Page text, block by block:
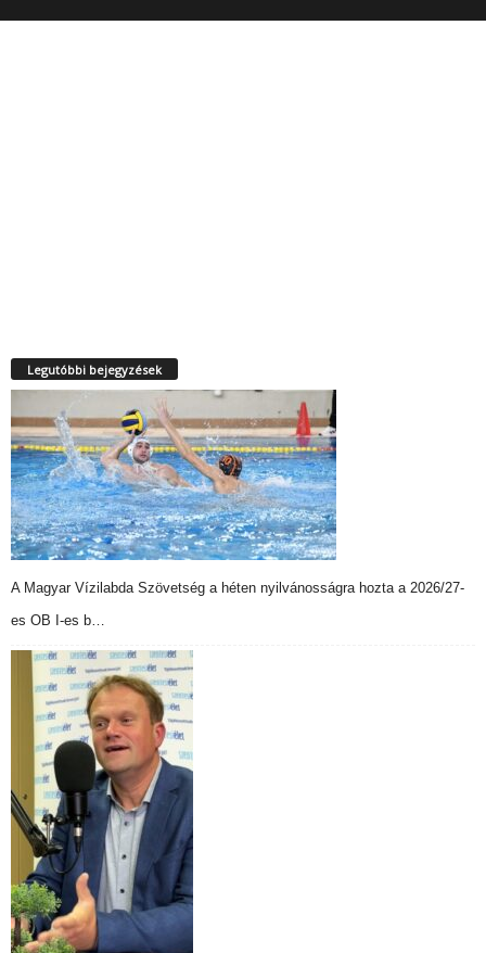
Legutóbbi bejegyzések
A Magyar Vízilabda Szövetség a héten nyilvánosságra hozta a 2026/27-
es OB I-es b…